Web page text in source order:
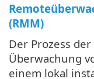
(RMM)
Der Prozess
Überwachung
einem lokal